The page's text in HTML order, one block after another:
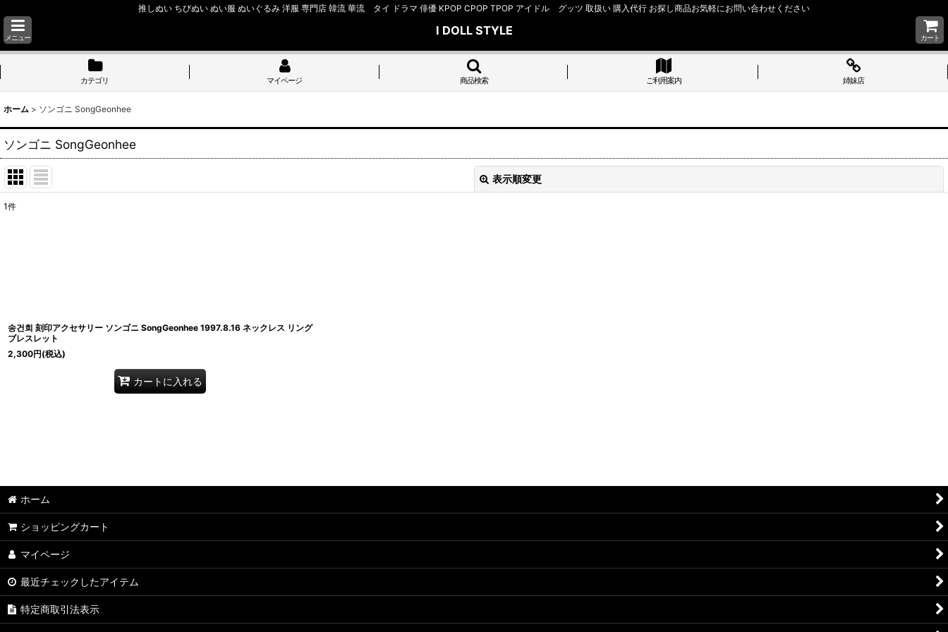
推しぬい ちびぬい ぬい服 ぬいぐるみ 洋服 専門店 韓流 華流 タイ ドラマ 俳優 KPOP CPOP TPOP アイドル グッツ 取扱い 購入代行 お探し商品お気軽にお問い合わせください
メニュー
I DOLL STYLE
カート
カテゴリ マイページ 商品検索 ご利用案内 姉妹店
ホーム > ソンゴニ SongGeonhee
ソンゴニ SongGeonhee
表示順変更
1件
송건희 刻印アクセサリー ソンゴニ SongGeonhee 1997.8.16 ネックレス リング
ブレスレット
2,300円(税込)
カートに入れる
ホーム
ショッピングカート
マイページ
最近チェックしたアイテム
特定商取引法表示